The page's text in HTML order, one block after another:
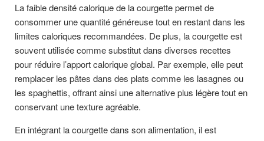
La faible densité calorique de la courgette permet de
consommer une quantité généreuse tout en restant dans les
limites caloriques recommandées. De plus, la courgette est
souvent utilisée comme substitut dans diverses recettes
pour réduire l’apport calorique global. Par exemple, elle peut
remplacer les pâtes dans des plats comme les lasagnes ou
les spaghettis, offrant ainsi une alternative plus légère tout en
conservant une texture agréable.
En intégrant la courgette dans son alimentation, il est